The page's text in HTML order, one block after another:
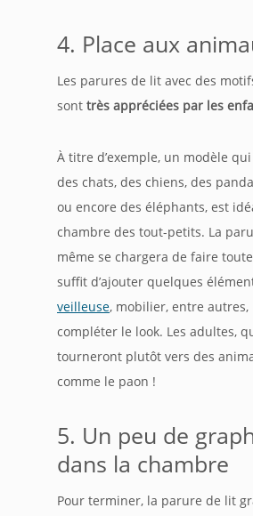
4. Place aux
Les parures de lit avec des
sont très appréciées par les
À titre d’exemple, un modèle
des chats, des chiens, des
ou encore des éléphants, est
chambre des tout-petits. La
même se chargera de faire
suffit d’ajouter quelques
veilleuse, mobilier, entre autres,
compléter le look. Les adultes,
tourneront plutôt vers des
comme le paon !
5. Un peu de
dans la chambre
Pour terminer, la parure de lit